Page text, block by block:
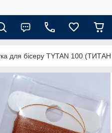
для бісеру ТYTAN 100